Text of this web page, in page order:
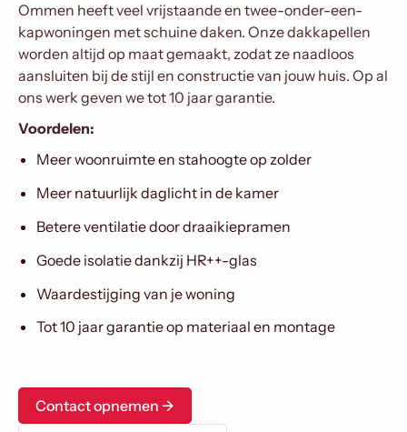
Ommen heeft veel vrijstaande en twee-onder-een-
kapwoningen met schuine daken. Onze dakkapellen
worden altijd op maat gemaakt, zodat ze naadloos
aansluiten bij de stijl en constructie van jouw huis. Op al
ons werk geven we tot 10 jaar garantie.
Voordelen:
Meer woonruimte en stahoogte op zolder
Meer natuurlijk daglicht in de kamer
Betere ventilatie door draaikiepramen
Goede isolatie dankzij HR++-glas
Waardestijging van je woning
Tot 10 jaar garantie op materiaal en montage
Contact opnemen ->